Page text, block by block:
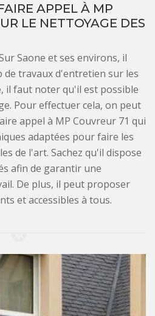
APPEL À MP
LE NETTOYAGE DES
Saone et ses environs, il
travaux d'entretien sur les
il faut noter qu'il est possible
Pour effectuer cela, on peut
appel à MP Couvreur 71 qui
adaptées pour faire les
de l'art. Sachez qu'il dispose
afin de garantir une
De plus, il peut proposer
et accessibles à tous.